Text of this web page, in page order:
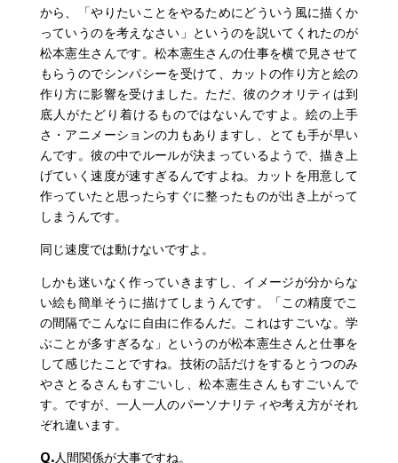
から、「やりたいことをやるためにどういう風に描くか
っていうのを考えなさい」というのを説いてくれたのが
松本憲生さんです。松本憲生さんの仕事を横で見させて
もらうのでシンパシーを受けて、カットの作り方と絵の
作り方に影響を受けました。ただ、彼のクオリティは到
底人がたどり着けるものではないんですよ。絵の上手
さ・アニメーションの力もありますし、とても手が早い
んです。彼の中でルールが決まっているようで、描き上
げていく速度が速すぎるんですよね。カットを用意して
作っていたと思ったらすぐに整ったものが出き上がって
しまうんです。
同じ速度では動けないですよ。
しかも迷いなく作っていきますし、イメージが分からな
い絵も簡単そうに描けてしまうんです。「この精度でこ
の間隔でこんなに自由に作るんだ。これはすごいな。学
ぶことが多すぎるな」というのが松本憲生さんと仕事を
して感じたことですね。技術の話だけをするとうつのみ
やさとるさんもすごいし、松本憲生さんもすごいんで
す。ですが、一人一人のパーソナリティや考え方がそれ
ぞれ違います。
Q.人間関係が大事ですね。